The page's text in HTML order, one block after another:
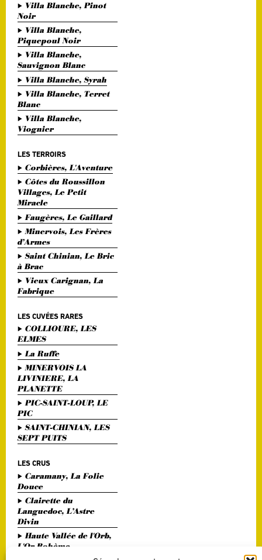
Villa Blanche, Pinot
Noir
Villa Blanche,
Piquepoul Noir
Villa Blanche,
Sauvignon Blanc
Villa Blanche, Syrah
Villa Blanche, Terret
Blanc
Villa Blanche,
Viognier
LES TERROIRS
Corbières, L'Aventure
Côtes du Roussillon
Villages, Le Petit
Miracle
Faugères, Le Gaillard
Minervois, Les Frères
d’Armes
Saint Chinian, Le Bric
à Brac
Vieux Carignan, La
Fabrique
LES CUVÉES RARES
COLLIOURE, LES
ELMES
La Ruffe
MINERVOIS LA
LIVINIERE, LA
PLANETTE
PIC-SAINT-LOUP, LE
PIC
SAINT-CHINIAN, LES
SEPT PUITS
LES CRUS
Caramany, La Folie
Douce
Clairette du
Languedoc, L’Astre
Divin
Haute Vallée de l'Orb,
L'Or Bohème